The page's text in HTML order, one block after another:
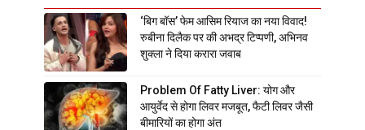
‘बिग बॉस’ फेम आसिम रियाज का नया विवाद!
रुबीना दिलैक पर की अभद्र टिप्पणी, अभिनव
शुक्ला ने दिया करारा जवाब
Problem Of Fatty Liver: योग और
आयुर्वेद से होगा लिवर मजबूत, फैटी लिवर जैसी
बीमारियों का होगा अंत